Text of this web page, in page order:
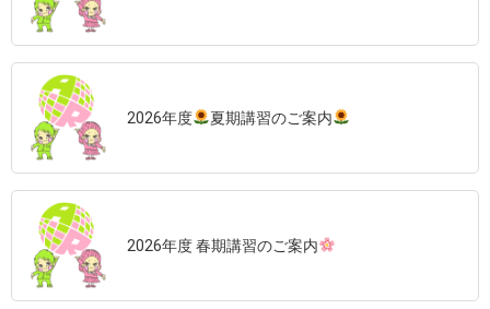
2026年度 夏期講習のご案内
2026年度 春期講習のご案内